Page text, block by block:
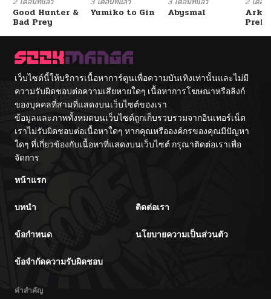
Good Hunter &
Bad Prey
Yumiko to Gin Abysmal
เว็บไซต์นี้ให้บริการเนื้อหาการ์ตูนเพื่อความบันเทิงเท่านั้นและไม่มี
ความรับผิดชอบต่อความเสียหายใดๆ เนื้อหาการโฆษณาหรือลิงก์
ของบุคคลที่สามที่แสดงบนเว็บไซต์ของเรา
ข้อมูลและภาพทั้งหมดบนเว็บไซต์ถูกเก็บรวบรวมจากอินเทอร์เน็ต
เราไม่รับผิดชอบต่อเนื้อหาใดๆ หากคุณหรือองค์กรของคุณมีปัญหา
ใดๆ ที่เกี่ยวข้องกับเนื้อหาที่แสดงบนเว็บไซต์ กรุณาติดต่อเราเพื่อ
จัดการ
หน้าแรก
บทนำ ติดต่อเรา
ข้อกำหนด นโยบายความเป็นส่วนตัว
ข้อจำกัดความรับผิดชอบ
คำสำคัญ